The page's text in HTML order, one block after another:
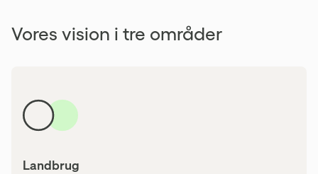
Vores vision i tre områder
Landbrug